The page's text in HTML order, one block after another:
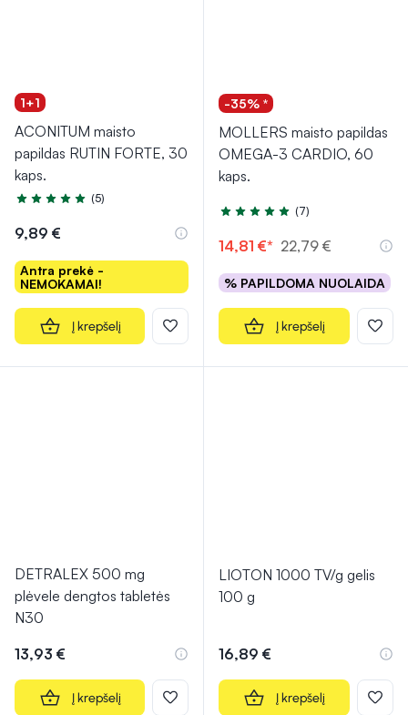
1+1
ACONITUM maisto
papildas RUTIN FORTE, 30
kaps.
Įvertinimas 5.0 iš 5
(5)
9,89 €
Antra prekė -
NEMOKAMAI!
Į krepšelį
-35% *
MOLLERS maisto papildas
OMEGA-3 CARDIO, 60
kaps.
Įvertinimas 5.0 iš 5
(7)
14,81 €* 22,79 €
% PAPILDOMA NUOLAIDA
Į krepšelį
DETRALEX 500 mg
plėvele dengtos tabletės
N30
13,93 €
Į krepšelį
LIOTON 1000 TV/g gelis
100 g
16,89 €
Į krepšelį